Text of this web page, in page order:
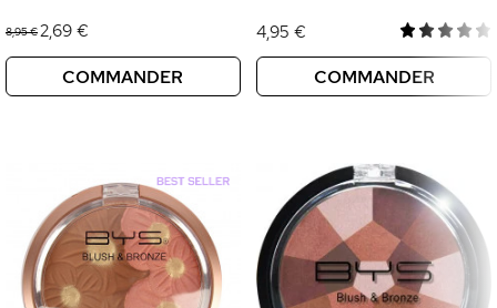
8,95 €2,69 €
COMMANDER
4,95 €
COMMANDER